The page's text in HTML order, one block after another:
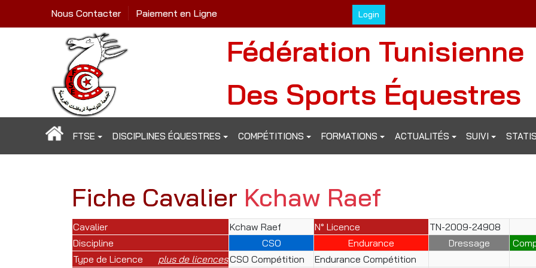
Login
Nous Contacter Paiement en Ligne
Fédération Tunisienne
Des Sports Équestres
FTSE DISCIPLINES ÉQUESTRES COMPÉTITIONS FORMATIONS ACTUALITÉS SUIVI
Fiche Cavalier Kchaw Raef
Cavalier Kchaw Raef N° Licence
TN-2009-24908
Discipline
CSO Endurance Dressage
Type de Licence
plus de licencesCSO Compétition
Endurance Compétition